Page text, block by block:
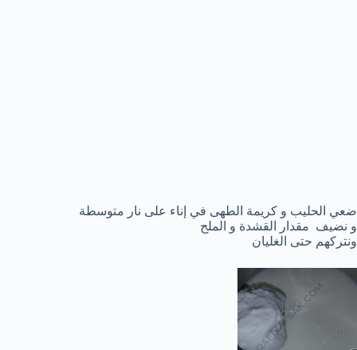
ضعي الحليب و كريمة الطهى في إناء على نار متوسطة
و نضيف مقدار القشدة و الملح
ونتركهم حتى الغليان